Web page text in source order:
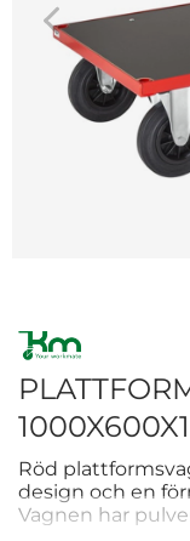
Röd
design och en
Vagnen har